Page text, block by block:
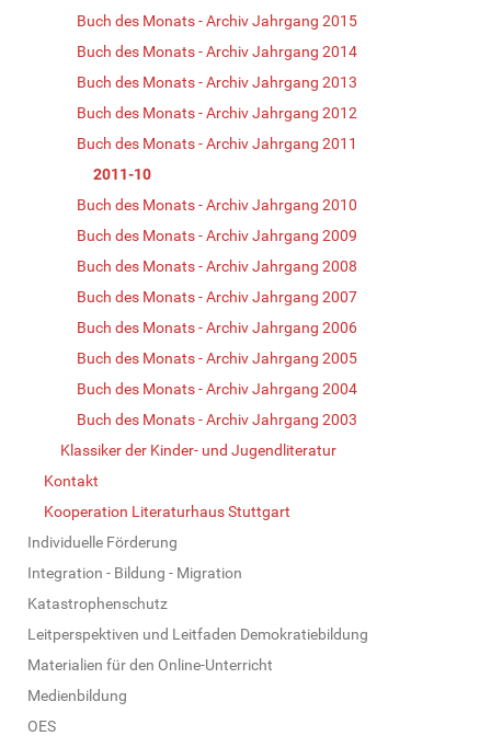
Buch des Monats - Archiv Jahrgang 2015
Buch des Monats - Archiv Jahrgang 2014
Buch des Monats - Archiv Jahrgang 2013
Buch des Monats - Archiv Jahrgang 2012
Buch des Monats - Archiv Jahrgang 2011
2011-10
Buch des Monats - Archiv Jahrgang 2010
Buch des Monats - Archiv Jahrgang 2009
Buch des Monats - Archiv Jahrgang 2008
Buch des Monats - Archiv Jahrgang 2007
Buch des Monats - Archiv Jahrgang 2006
Buch des Monats - Archiv Jahrgang 2005
Buch des Monats - Archiv Jahrgang 2004
Buch des Monats - Archiv Jahrgang 2003
Klassiker der Kinder- und Jugendliteratur
Kontakt
Kooperation Literaturhaus Stuttgart
Individuelle Förderung
Integration - Bildung - Migration
Katastrophenschutz
Leitperspektiven und Leitfaden Demokratiebildung
Materialien für den Online-Unterricht
Medienbildung
OES